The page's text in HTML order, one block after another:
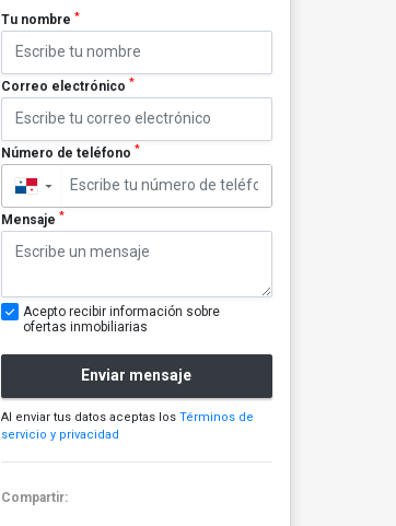
Tu nombre *
Correo electrónico *
Número de teléfono *
▼
Mensaje *
Acepto recibir información sobre
ofertas inmobiliarias
Enviar mensaje
Al enviar tus datos aceptas los Términos de
servicio y privacidad
Compartir: